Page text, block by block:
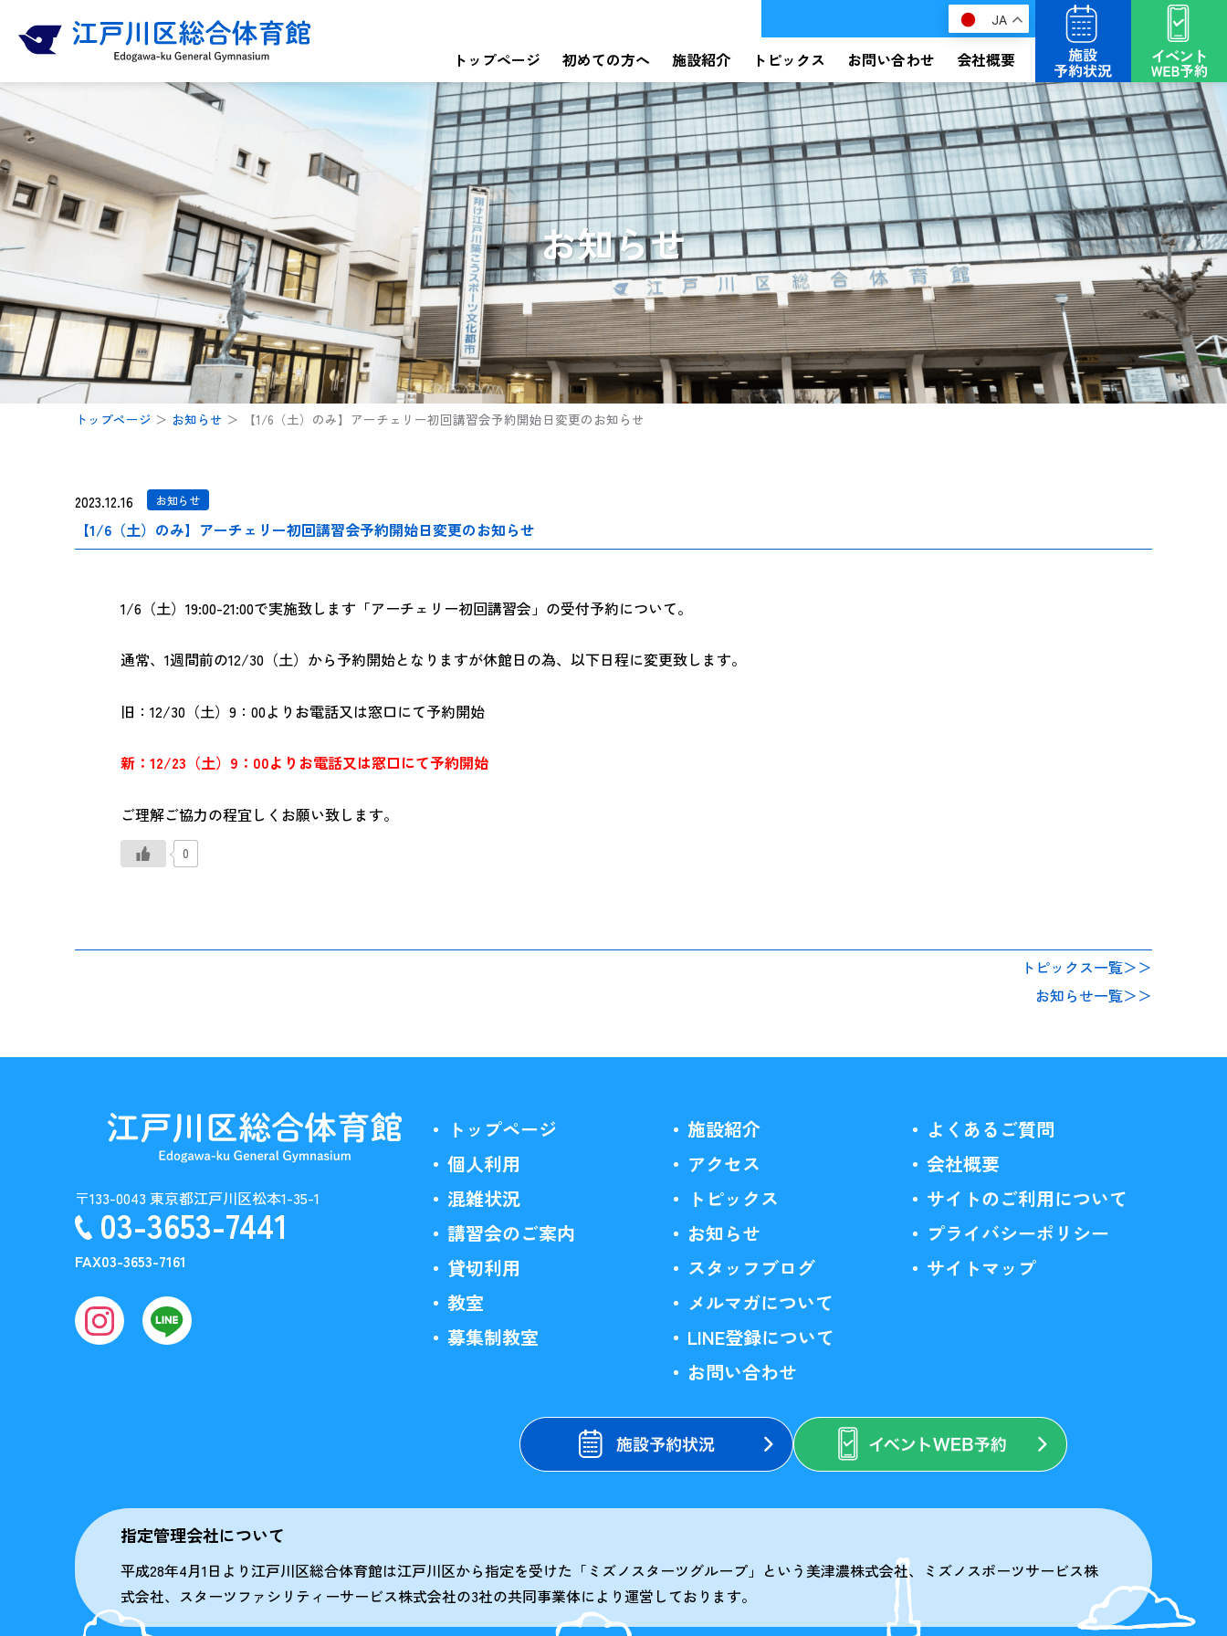
ス
キ
ッ
プ
トップページ 初めての方へ 施設紹介 トピックス お問い合わせ 会社概要
お知らせ
トップページ ＞ お知らせ ＞ 【1/6（土）のみ】アーチェリー初回講習会予約開始日変更のお知らせ
2023.12.16 お知らせ
【1/6（土）のみ】アーチェリー初回講習会予約開始日変更のお知らせ
1/6（土）19:00-21:00で実施致します「アーチェリー初回講習会」の受付予約について。
通常、1週間前の12/30（土）から予約開始となりますが休館日の為、以下日程に変更致します。
旧：12/30（土）9：00よりお電話又は窓口にて予約開始
新：12/23（土）9：00よりお電話又は窓口にて予約開始
ご理解ご協力の程宜しくお願い致します。
0
トピックス一覧＞＞
お知らせ一覧＞＞
〒133-0043 東京都江戸川区松本1-35-1
03-3653-7441
FAX03-3653-7161
トップページ
個人利用
混雑状況
講習会のご案内
貸切利用
教室
募集制教室
施設紹介
アクセス
トピックス
お知らせ
スタッフブログ
メルマガについて
LINE登録について
お問い合わせ
よくあるご質問
会社概要
サイトのご利用について
プライバシーポリシー
サイトマップ
指定管理会社について
平成28年4月1日より江戸川区総合体育館は江戸川区から指定を受けた「ミズノスターツグループ」という美津濃株式会社、ミズノスポーツサービス株
式会社、スターツファシリティーサービス株式会社の3社の共同事業体により運営しております。
JA